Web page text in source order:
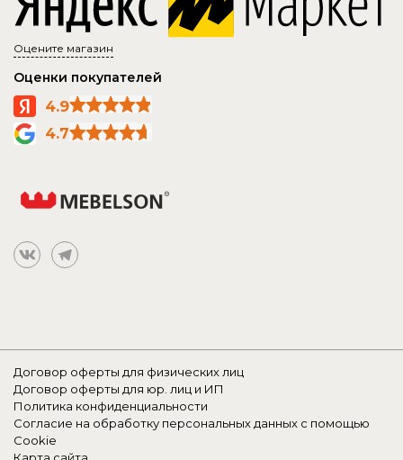
Оцените магазин
Оценки покупателей
4.9
4.7
Договор оферты для физических лиц
Договор оферты для юр. лиц и ИП
Политика конфиденциальности
Согласие на обработку персональных данных с помощью
Cookie